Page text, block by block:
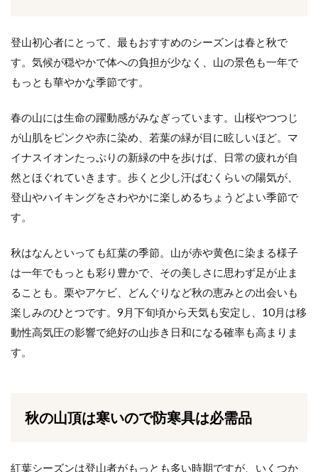
登山初心者にとって、最もおすすめのシーズンは春と秋で
す。気候が穏やかで体への負担が少なく、山の景色も一年で
もっとも華やかな季節です。
春の山には生命の躍動感がみなぎっています。山桜やつつじ
が山肌をピンクや赤に染め、若葉の緑が目に眩しいほど。マ
イナスイオンたっぷりの新緑の中を歩けば、日常の疲れが自
然とほぐれていきます。歩くと少し汗ばむくらいの陽気が、
登山やハイキングをさわやかに楽しめるちょうどよい季節で
す。
秋はなんといっても紅葉の季節。山が赤や黄色に染まる様子
は一年でもっとも彩り豊かで、その美しさに思わず足が止ま
ることも。栗やアケビ、どんぐりなど秋の恵みとの出会いも
楽しみのひとつです。9月下旬頃から天気も安定し、10月は移
動性高気圧の影響で絶好の山歩き日和になる確率も高まりま
す。
秋の山頂は寒いので防寒具は必需品
紅葉シーズンは登山者がもっとも多い時期ですが、いくつか